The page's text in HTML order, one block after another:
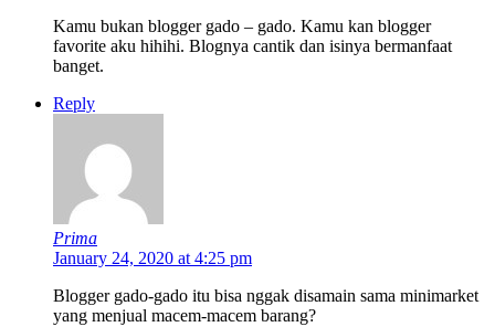
Kamu bukan blogger gado – gado. Kamu kan blogger
favorite aku hihihi. Blognya cantik dan isinya bermanfaat
banget.
Reply
Prima
January 24, 2020 at 4:25 pm
Blogger gado-gado itu bisa nggak disamain sama minimarket
yang menjual macem-macem barang?